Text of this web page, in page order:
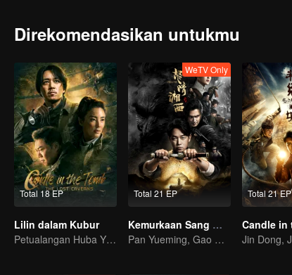
Direkomendasikan untukmu
Total 18 EP
Lilin dalam Kubur
Petualangan Huba Yi versi YueMing Pan
Total 21 EP
WeTV Only
Kemurkaan Sang Waktu
Pan Yueming, Gao Weiguang membuka peti mati yang tergantung di tebing
Total 21 EP